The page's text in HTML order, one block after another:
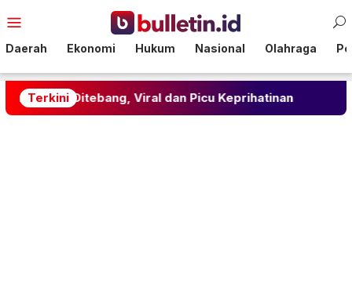
ke
Mobile
Daerah Ekonomi Hukum Nasional Olahraga
TerkiniViral dan Picu Keprihatinan Viral! Dua